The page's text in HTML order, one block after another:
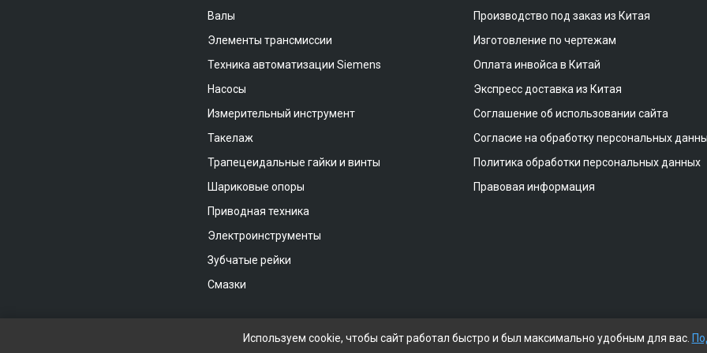
Валы
Элементы трансмиссии
Техника автоматизации Siemens
Насосы
Измерительный инструмент
Такелаж
Трапецеидальные гайки и винты
Шариковые опоры
Приводная техника
Электроинструменты
Зубчатые рейки
Смазки
Производство под заказ из Китая
Изготовление по чертежам
Оплата инвойса в Китай
Экспресс доставка из Китая
Соглашение об использовании сайта
Согласие на обработку персональных
Политика обработки персональных данных
Правовая информация
Используем cookie, чтобы сайт работал быстро и был максимально удобным для вас.